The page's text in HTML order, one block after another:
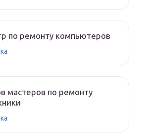
по ремонту компьютеров
мастеров по ремонту